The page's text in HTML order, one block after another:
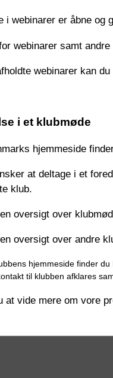
i webinarer er åbne og
webinarer samt
webinarer kan du
i et klubmøde
hjemmeside
at deltage i et
klub.
oversigt over
oversigt over andre
hjemmeside finder
til klubben afklares
at vide mere om vore